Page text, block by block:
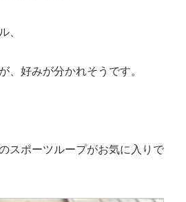
、
、好みが分かれそうです。
スポーツループがお気に入りで